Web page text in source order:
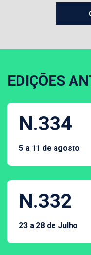
EDIÇÕES
N.334
5 a 11 de agosto
N.332
23 a 28 de Julho